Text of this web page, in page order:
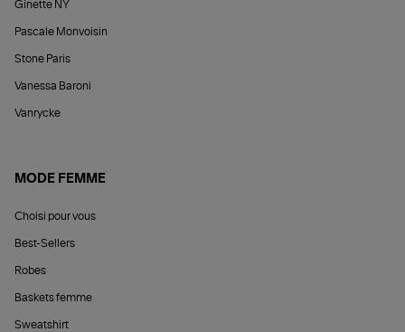
Ginette NY
Pascale Monvoisin
Stone Paris
Vanessa Baroni
Vanrycke
MODE FEMME
Choisi pour vous
Best-Sellers
Robes
Baskets femme
Sweatshirt